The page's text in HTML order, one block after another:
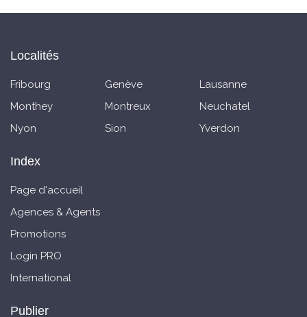
Localités
Fribourg Genève
Lausanne
Monthey
Montreux
Neuchatel
Nyon
Sion Yverdon
Index
Page d'accueil
Agences & Agents
Promotions
Login PRO
International
Publier